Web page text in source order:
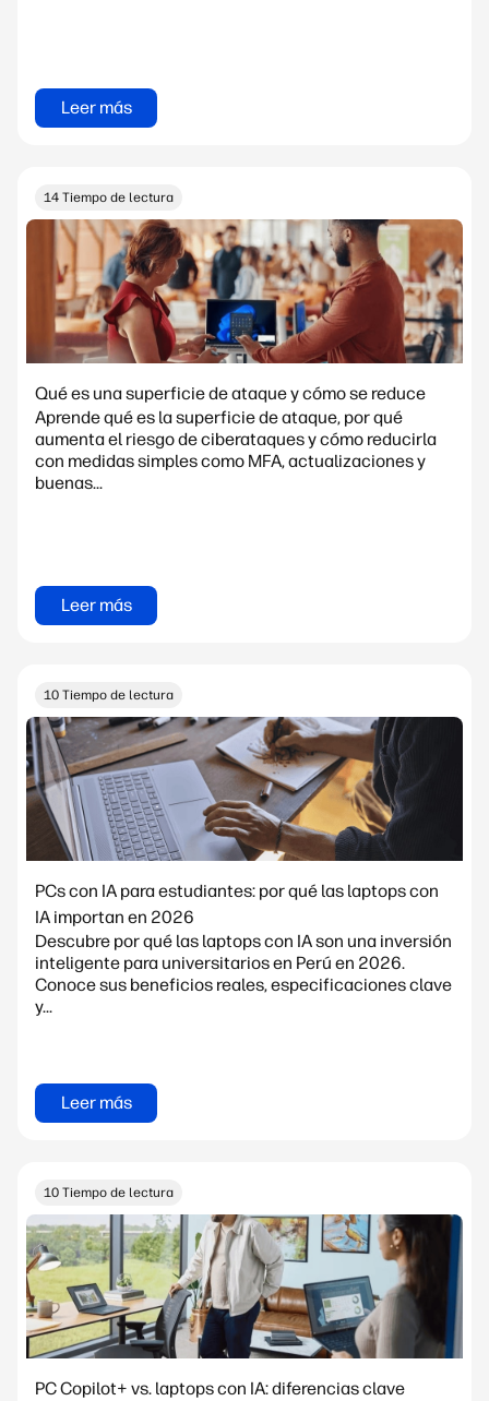
Leer más
14 Tiempo de lectura
Qué es una superficie de ataque y cómo se reduce
Aprende qué es la superficie de ataque, por qué
aumenta el riesgo de ciberataques y cómo reducirla
con medidas simples como MFA, actualizaciones y
buenas...
Leer más
10 Tiempo de lectura
PCs con IA para estudiantes: por qué las laptops con
IA importan en 2026
Descubre por qué las laptops con IA son una inversión
inteligente para universitarios en Perú en 2026.
Conoce sus beneficios reales, especificaciones clave
y...
Leer más
10 Tiempo de lectura
PC Copilot+ vs. laptops con IA: diferencias clave